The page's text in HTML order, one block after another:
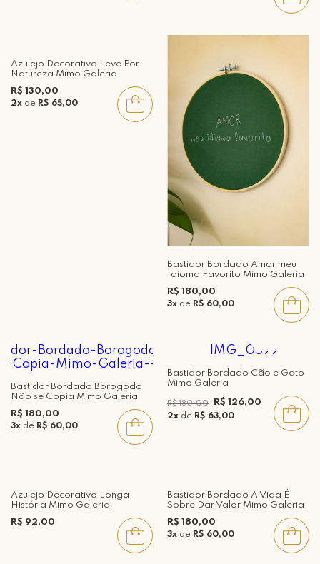
Azulejo Decorativo Leve Por
Natureza Mimo Galeria
R$ 130,00
2x de R$ 65,00
Bastidor Bordado Amor meu
Idioma Favorito Mimo Galeria
R$ 180,00
3x de R$ 60,00
Bastidor Bordado Borogodó
Não se Copia Mimo Galeria
R$ 180,00
3x de R$ 60,00
Bastidor Bordado Cão e Gato
Mimo Galeria
R$ 180,00 R$ 126,00
2x de R$ 63,00
Azulejo Decorativo Longa
História Mimo Galeria
R$ 92,00
Bastidor Bordado A Vida É
Sobre Dar Valor Mimo Galeria
R$ 180,00
3x de R$ 60,00